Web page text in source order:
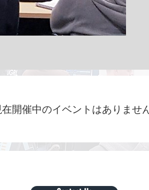
開催中のイベントはありませ